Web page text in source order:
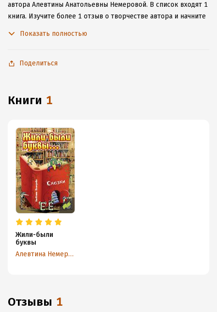
автора Алевтины Анатольевны Немеровой. В список входят 1
книга. Изучите более 1 отзыв о творчестве автора и начните
с любимыми произведениями даже без подключения
Показать полностью
Поделиться
книги 1
Жили-были
буквы
Алевтина Немерова
Отзывы 1